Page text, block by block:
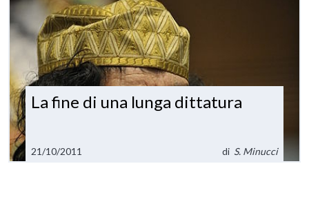
La fine di una lunga dittatura
21/10/2011 di S. Minucci